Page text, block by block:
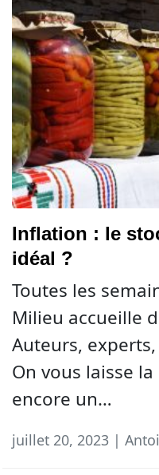
Inflation : le
idéal ?
Toutes les
Milieu accueille
Auteurs,
On vous laisse
encore un…
juillet 20, 2023 |